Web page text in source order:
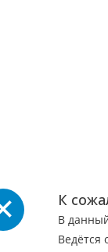
К
В
Ведётся